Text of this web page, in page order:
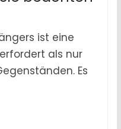
ist eine
als nur
Es